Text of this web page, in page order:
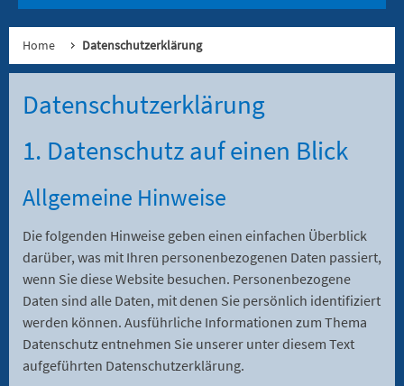
Home Datenschutzerklärung
Datenschutz­erklärung
1. Datenschutz auf einen Blick
Allgemeine Hinweise
Die folgenden Hinweise geben einen einfachen Überblick
darüber, was mit Ihren personenbezogenen Daten passiert,
wenn Sie diese Website besuchen. Personenbezogene
Daten sind alle Daten, mit denen Sie persönlich identifiziert
werden können. Ausführliche Informationen zum Thema
Datenschutz entnehmen Sie unserer unter diesem Text
aufgeführten Datenschutzerklärung.